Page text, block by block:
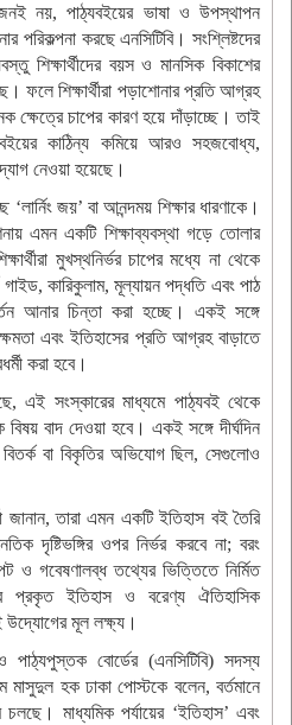
নয়, পাঠ্যবইয়ের ভাষা ও উপস্থাপন
পরিকল্পনা করছে এনসিটিবি। সংশ্লিষ্টদের
শিক্ষার্থীদের বয়স ও মানসিক বিকাশের
ফলে শিক্ষার্থীরা পড়াশোনার প্রতি আগ্রহ
ক্ষেত্রে চাপের কারণ হয়ে দাঁড়াচ্ছে। তাই
কাঠিন্য কমিয়ে আরও সহজবোধ্য,
নেওয়া হয়েছে।
জয়’ বা আনন্দময় শিক্ষার ধারণাকে।
এমন একটি শিক্ষাব্যবস্থা গড়ে তোলার
মুখস্থনির্ভর চাপের মধ্যে না থেকে
গাইড, কারিকুলাম, মূল্যায়ন পদ্ধতি এবং পাঠ
আনার চিন্তা করা হচ্ছে। একই সঙ্গে
ক্ষমতা এবং ইতিহাসের প্রতি আগ্রহ বাড়াতে
করা হবে।
এই সংস্কারের মাধ্যমে পাঠ্যবই থেকে
বাদ দেওয়া হবে। একই সঙ্গে দীর্ঘদিন
বা বিকৃতির অভিযোগ ছিল, সেগুলোও
জানান, তারা এমন একটি ইতিহাস বই তৈরি
দৃষ্টিভঙ্গির ওপর নির্ভর করবে না; বরং
ও গবেষণালব্ধ তথ্যের ভিত্তিতে নির্মিত
প্রকৃত ইতিহাস ও বরেণ্য ঐতিহাসিক
উদ্যোগের মূল লক্ষ্য।
ও পাঠ্যপুস্তক বোর্ডের (এনসিটিবি) সদস্য
হক ঢাকা পোস্টকে বলেন, বর্তমানে
মাধ্যমিক পর্যায়ের ‘ইতিহাস’ এবং